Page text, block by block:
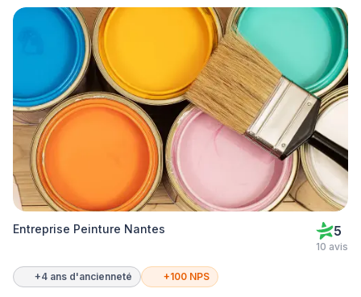
Entreprise Peinture Nantes 5
10 avis
+4 ans d'ancienneté +100 NPS